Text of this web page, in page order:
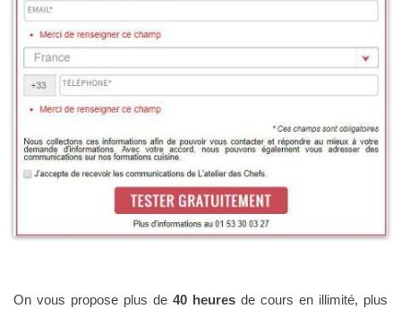
On vous propose plus de 40 heures de cours en illimité, plus